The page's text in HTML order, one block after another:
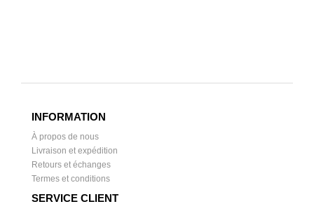
INFORMATION
À propos de nous
Livraison et expédition
Retours et échanges
Termes et conditions
SERVICE CLIENT